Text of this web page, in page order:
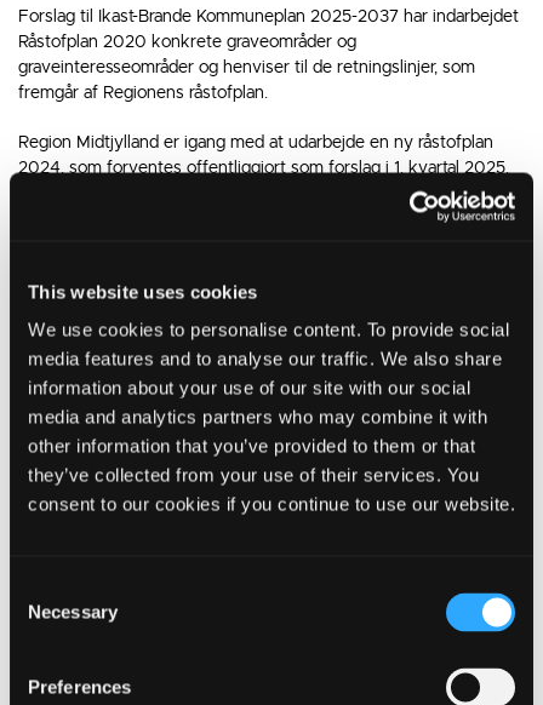
This website uses cookies
We use cookies to personalise content. To provide social
media features and to analyse our traffic. We also share
information about your use of our site with our social
media and analytics partners who may combine it with
other information that you’ve provided to them or that
they’ve collected from your use of their services. You
consent to our cookies if you continue to use our website.
Selection
Necessary
Preferences
Forslag til Ikast-Brande Kommuneplan 2025-2037 har indarbejdet
Råstofplan 2020 konkrete graveområder og
graveinteresseområder og henviser til de retningslinjer, som
fremgår af Regionens råstofplan.
Region Midtjylland er igang med at udarbejde en ny råstofplan
2024, som forventes offentliggjort som forslag i 1. kvartal 2025.
Såfremt den nye råstofplan er vedtaget inden vedtagelsen af
Tilbage til Om Planen
Tilbage til forsiden
Råstofplan 2020
Værd at vide om kommuneplanen
Hvad betyder planen for dig